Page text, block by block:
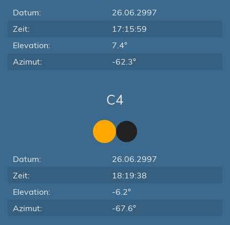
Datum:
26.06.2997
Zeit:
17:15:59
Elevation:
7.4°
Azimut:
-62.3°
C4
Datum:
26.06.2997
Zeit:
18:19:38
Elevation:
-6.2°
Azimut:
-67.6°